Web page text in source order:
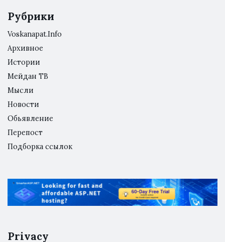
Рубрики
Voskanapat.Info
Архивное
Истории
Мейдан ТВ
Мысли
Новости
Обьявление
Перепост
Подборка ссылок
Privacy